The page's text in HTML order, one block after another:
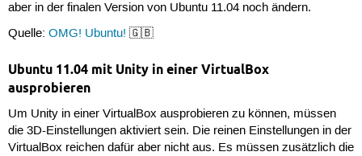
aber in der finalen Version von Ubuntu 11.04 noch ändern.
Quelle: OMG! Ubuntu! 🇬🇧
Ubuntu 11.04 mit Unity in einer VirtualBox
ausprobieren
Um Unity in einer VirtualBox ausprobieren zu können, müssen
die 3D-Einstellungen aktiviert sein. Die reinen Einstellungen in der
VirtualBox reichen dafür aber nicht aus. Es müssen zusätzlich die